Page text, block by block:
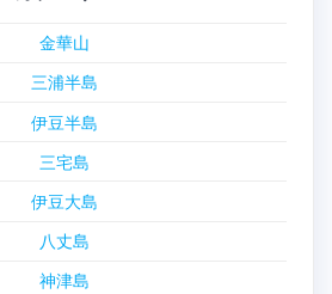
金華山
三浦半島
伊豆半島
三宅島
伊豆大島
八丈島
神津島